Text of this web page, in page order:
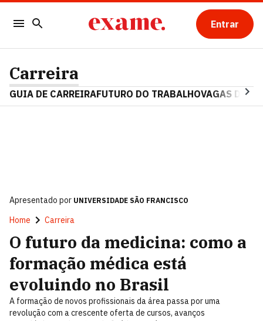
Entrar
Carreira
GUIA DE CARREIRAFUTURO DO TRABALHOVAGAS DE
Apresentado por UNIVERSIDADE SÃO FRANCISCO
Home Carreira
O futuro da medicina: como a
formação médica está
evoluindo no Brasil
A formação de novos profissionais da área passa por uma
revolução com a crescente oferta de cursos, avanços